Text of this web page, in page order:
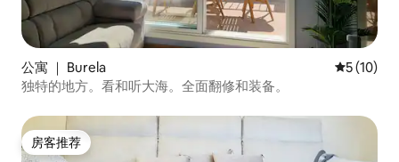
公寓 ｜ Burela 平均评分
5 (10)
独特的地方。看和听大海。全面翻修和装备。
房客推荐
房客推荐